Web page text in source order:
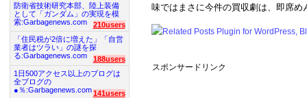
味ではまさに今件の買収劇は、即席
スポンサードリンク
防衛省技術研究本部、陸上装備
として「ガンダム」の実現を模
索:Garbagenews.com
210users
「住民税が2倍に増えた」「自営
業者はツラい」の謎を探
る:Garbagenews.com
188users
1日500アクセス以上のブログは
全ブログの
●％:Garbagenews.com 141users